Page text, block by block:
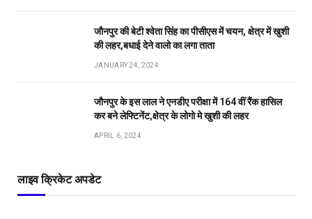
जौनपुर की बेटी श्वेता सिंह का पीसीएस में चयन, क्षेत्र में खुशी
की लहर,बधाई देने वालो का लगा ताता
JANUARY 24, 2024
जौनपुर के इस लाल ने एनडीए परीक्षा में 164 वीं रैंक हासिल
कर बने लेफ्टिनेंट,क्षेत्र के लोगो मे खुशी की लहर
APRIL 6, 2024
लाइव क्रिकेट अपडेट